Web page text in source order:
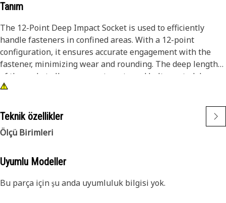
Tanım
The 12-Point Deep Impact Socket is used to efficiently
handle fasteners in confined areas. With a 12-point
configuration, it ensures accurate engagement with the
fastener, minimizing wear and rounding. The deep length
of the socket allows access to nuts and bolts seated deep
within assemblies, offering extended reach. Its build is
tool failure during intense use.
Attributes:
• 3/8 inch square drive interface for secure tool attachment.
transfer.
Teknik özellikler
Ölçü Birimleri
Uyumlu Modeller
Bu parça için şu anda uyumluluk bilgisi yok.